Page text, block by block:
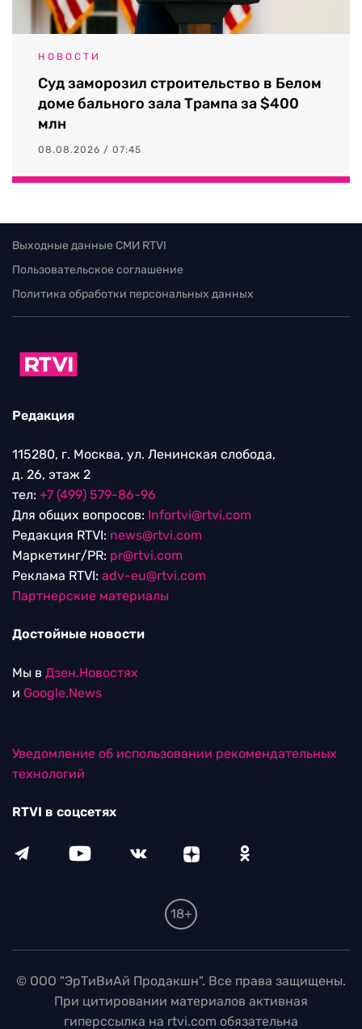
НОВОСТИ
Суд заморозил строительство в Белом
доме бального зала Трампа за $400
млн
08.08.2026 / 07:45
Выходные данные СМИ RTVI
Пользовательское соглашение
Политика обработки персональных данных
Редакция
115280, г. Москва, ул. Ленинская слобода,
д. 26, этаж 2
тел: +7 (499) 579-86-96
Для общих вопросов: Infortvi@rtvi.com
Редакция RTVI: news@rtvi.com
Маркетинг/PR: pr@rtvi.com
Реклама RTVI: adv-eu@rtvi.com
Партнерские материалы
Достойные новости
Мы в Дзен.Новостях
и Google.News
Уведомление об использовании рекомендательных
технологий
RTVI в соцсетях
18+
© ООО "ЭрТиВиАй Продакшн". Все права защищены.
При цитировании материалов активная
гиперссылка на rtvi.com обязательна